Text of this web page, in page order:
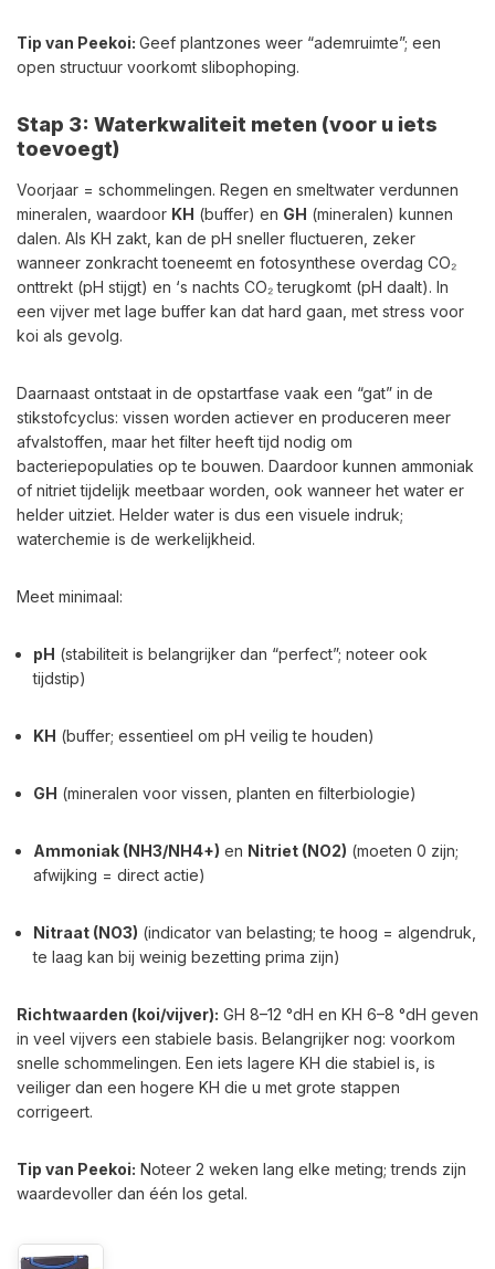
Tip van Peekoi: Geef plantzones weer “ademruimte”; een
open structuur voorkomt slibophoping.
Stap 3: Waterkwaliteit meten (voor u iets
toevoegt)
Voorjaar = schommelingen. Regen en smeltwater verdunnen
mineralen, waardoor KH (buffer) en GH (mineralen) kunnen
dalen. Als KH zakt, kan de pH sneller fluctueren, zeker
wanneer zonkracht toeneemt en fotosynthese overdag CO₂
onttrekt (pH stijgt) en ‘s nachts CO₂ terugkomt (pH daalt). In
een vijver met lage buffer kan dat hard gaan, met stress voor
koi als gevolg.
Daarnaast ontstaat in de opstartfase vaak een “gat” in de
stikstofcyclus: vissen worden actiever en produceren meer
afvalstoffen, maar het filter heeft tijd nodig om
bacteriepopulaties op te bouwen. Daardoor kunnen ammoniak
of nitriet tijdelijk meetbaar worden, ook wanneer het water er
helder uitziet. Helder water is dus een visuele indruk;
waterchemie is de werkelijkheid.
Meet minimaal:
pH (stabiliteit is belangrijker dan “perfect”; noteer ook
tijdstip)
KH (buffer; essentieel om pH veilig te houden)
GH (mineralen voor vissen, planten en filterbiologie)
Ammoniak (NH3/NH4+) en Nitriet (NO2) (moeten 0 zijn;
afwijking = direct actie)
Nitraat (NO3) (indicator van belasting; te hoog = algendruk,
te laag kan bij weinig bezetting prima zijn)
Richtwaarden (koi/vijver): GH 8–12 °dH en KH 6–8 °dH geven
in veel vijvers een stabiele basis. Belangrijker nog: voorkom
snelle schommelingen. Een iets lagere KH die stabiel is, is
veiliger dan een hogere KH die u met grote stappen
corrigeert.
Tip van Peekoi: Noteer 2 weken lang elke meting; trends zijn
waardevoller dan één los getal.